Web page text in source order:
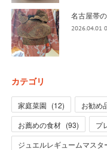
名古屋帯
2026.04.01
カテゴリ
家庭菜園 (12) お勧め
お薦めの食材 (93) プ
ジュエルレギュームマスタ